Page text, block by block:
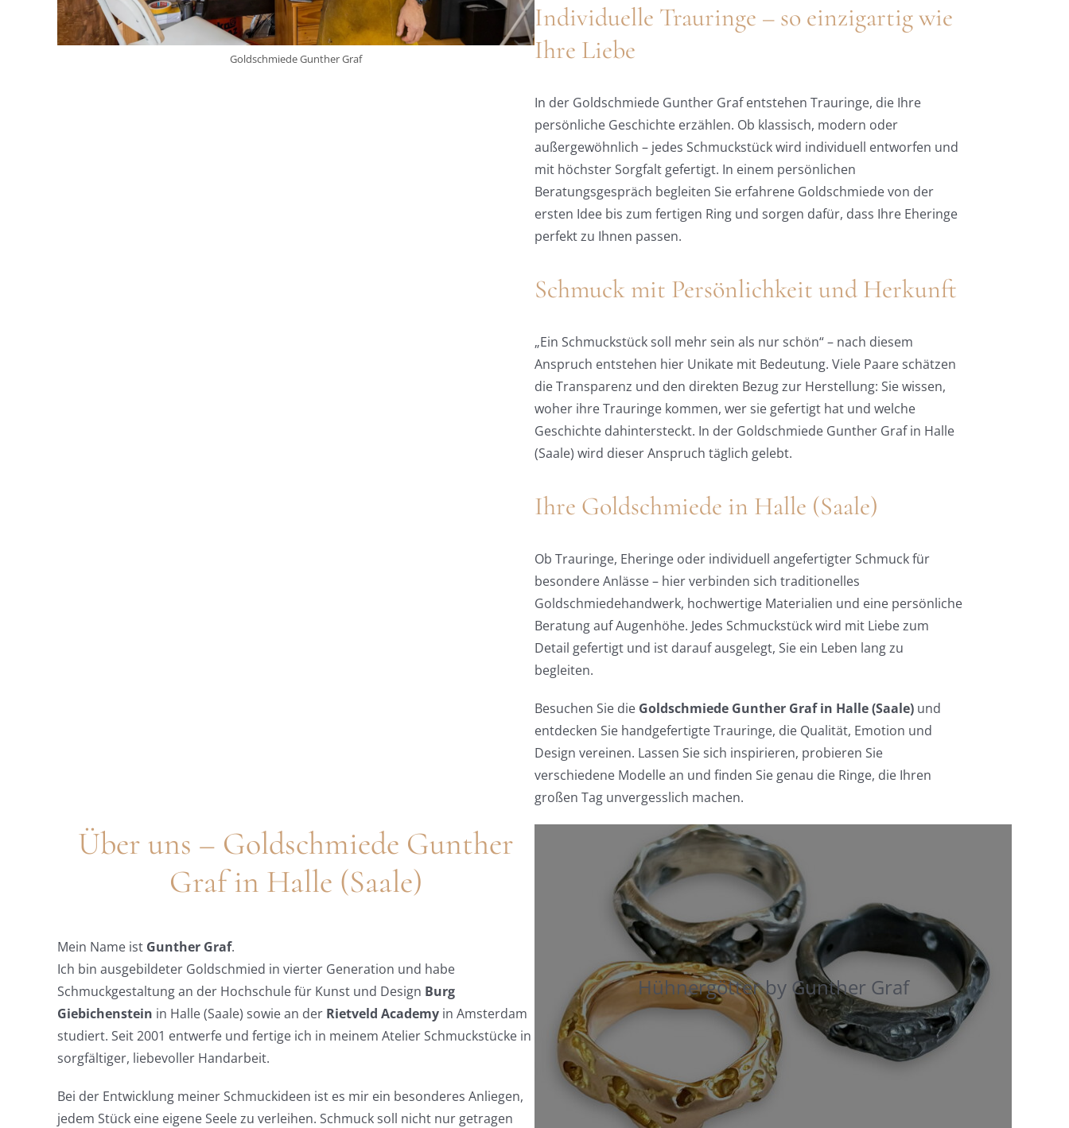
Goldschmiede Gunther Graf
Individuelle Trauringe – so einzigartig wie
Ihre Liebe
In der Goldschmiede Gunther Graf entstehen Trauringe, die Ihre
persönliche Geschichte erzählen. Ob klassisch, modern oder
außergewöhnlich – jedes Schmuckstück wird individuell entworfen und
mit höchster Sorgfalt gefertigt. In einem persönlichen
Beratungsgespräch begleiten Sie erfahrene Goldschmiede von der
ersten Idee bis zum fertigen Ring und sorgen dafür, dass Ihre Eheringe
perfekt zu Ihnen passen.
Schmuck mit Persönlichkeit und Herkunft
„Ein Schmuckstück soll mehr sein als nur schön“ – nach diesem
Anspruch entstehen hier Unikate mit Bedeutung. Viele Paare schätzen
die Transparenz und den direkten Bezug zur Herstellung: Sie wissen,
woher ihre Trauringe kommen, wer sie gefertigt hat und welche
Geschichte dahintersteckt. In der Goldschmiede Gunther Graf in Halle
(Saale) wird dieser Anspruch täglich gelebt.
Ihre Goldschmiede in Halle (Saale)
Ob Trauringe, Eheringe oder individuell angefertigter Schmuck für
besondere Anlässe – hier verbinden sich traditionelles
Goldschmiedehandwerk, hochwertige Materialien und eine persönliche
Beratung auf Augenhöhe. Jedes Schmuckstück wird mit Liebe zum
Detail gefertigt und ist darauf ausgelegt, Sie ein Leben lang zu
begleiten.
Besuchen Sie die Goldschmiede Gunther Graf in Halle (Saale) und
entdecken Sie handgefertigte Trauringe, die Qualität, Emotion und
Design vereinen. Lassen Sie sich inspirieren, probieren Sie
verschiedene Modelle an und finden Sie genau die Ringe, die Ihren
großen Tag unvergesslich machen.
Über uns – Goldschmiede Gunther
Graf in Halle (Saale)
Mein Name ist Gunther Graf.
Ich bin ausgebildeter Goldschmied in vierter Generation und habe
Schmuckgestaltung an der Hochschule für Kunst und Design Burg
Giebichenstein in Halle (Saale) sowie an der Rietveld Academy in Amsterdam
studiert. Seit 2001 entwerfe und fertige ich in meinem Atelier Schmuckstücke in
sorgfältiger, liebevoller Handarbeit.
Bei der Entwicklung meiner Schmuckideen ist es mir ein besonderes Anliegen,
jedem Stück eine eigene Seele zu verleihen. Schmuck soll nicht nur getragen
Hühnergötter by Gunther Graf